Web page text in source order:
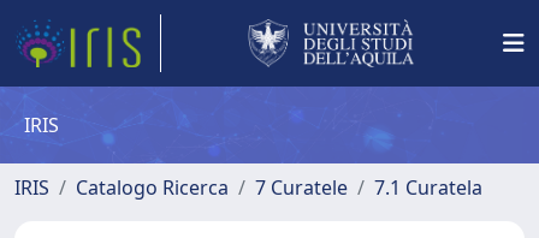
IRIS
IRIS Catalogo Ricerca 7 Curatele 7.1 Curatela